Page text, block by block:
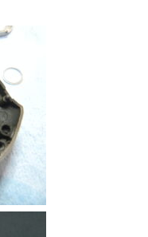
2025.05.16